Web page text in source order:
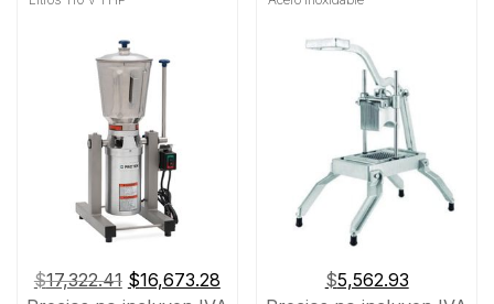
$17,322.41 El
$16,673.28El
$5,562.93